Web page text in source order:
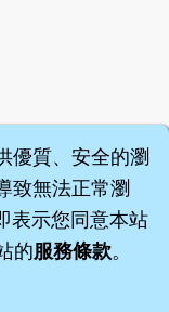
優質、安全的瀏
致無法正常瀏
表示您同意本站
的服務條款。